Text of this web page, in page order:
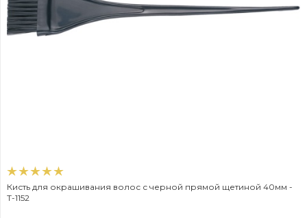
Кисть для окрашивания волос с черной прямой щетиной 40мм -
T-1152